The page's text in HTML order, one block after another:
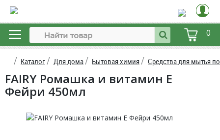
0
Каталог Для дома Бытовая химия Средства для мытья
FAIRY Ромашка и витамин Е
Фейри 450мл